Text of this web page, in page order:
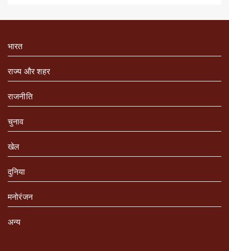
भारत
राज्य और शहर
राजनीति
चुनाव
खेल
दुनिया
मनोरंजन
अन्य